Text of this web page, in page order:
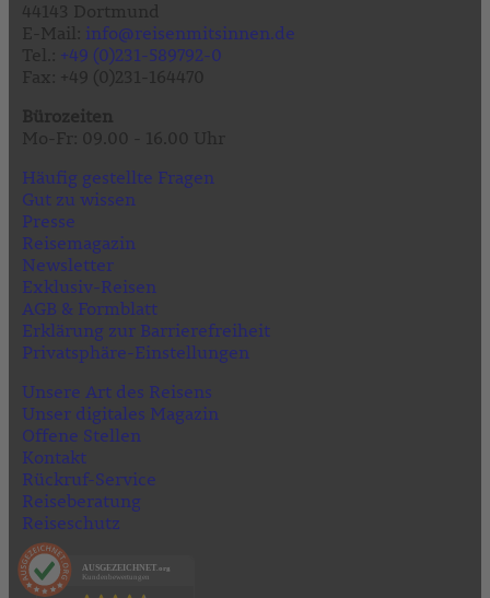
info@reisenmitsinnen.de
+49 (0)231-589792-0
Häufig gestellte Fragen
Gut zu wissen
Presse
Reisemagazin
Newsletter
Exklusiv-Reisen
AGB & Formblatt
Erklärung zur Barrierefreiheit
Privatsphäre-Einstellungen
Unsere Art des Reisens
Unser digitales Magazin
Offene Stellen
Kontakt
Rückruf-Service
Reiseberatung
Reiseschutz
AUSGEZEICHNET .org
Kundenbewertungen